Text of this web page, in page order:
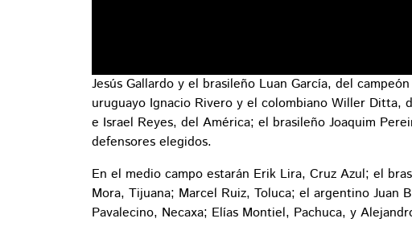
Jesús Gallardo y el brasileño Luan García, del
uruguayo Ignacio Rivero y el colombiano Willer Ditta,
e Israel Reyes, del América; el brasileño Joaquim
defensores elegidos.
En el medio campo estarán Erik Lira, Cruz Azul; el
Mora, Tijuana; Marcel Ruiz, Toluca; el argentino
Pavalecino, Necaxa; Elías Montiel, Pachuca, y